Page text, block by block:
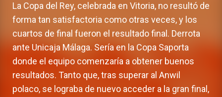
La Copa del Rey, celebrada en Vitoria, no resultó de
forma tan satisfactoria como otras veces, y los
cuartos de final fueron el resultado final. Derrota
ante Unicaja Málaga. Sería en la Copa Saporta
donde el equipo comenzaría a obtener buenos
resultados. Tanto que, tras superar al Anwil
polaco, se lograba de nuevo acceder a la gran final,